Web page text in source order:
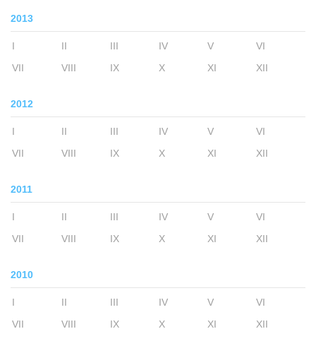
2013
I II III IV V
VI
VII
VIII IX X XI XII
2012
I II III IV V
VI
VII
VIII IX X XI XII
2011
I II III IV V
VI
VII
VIII IX X XI XII
2010
I II III IV V
VI
VII
VIII IX X XI XII